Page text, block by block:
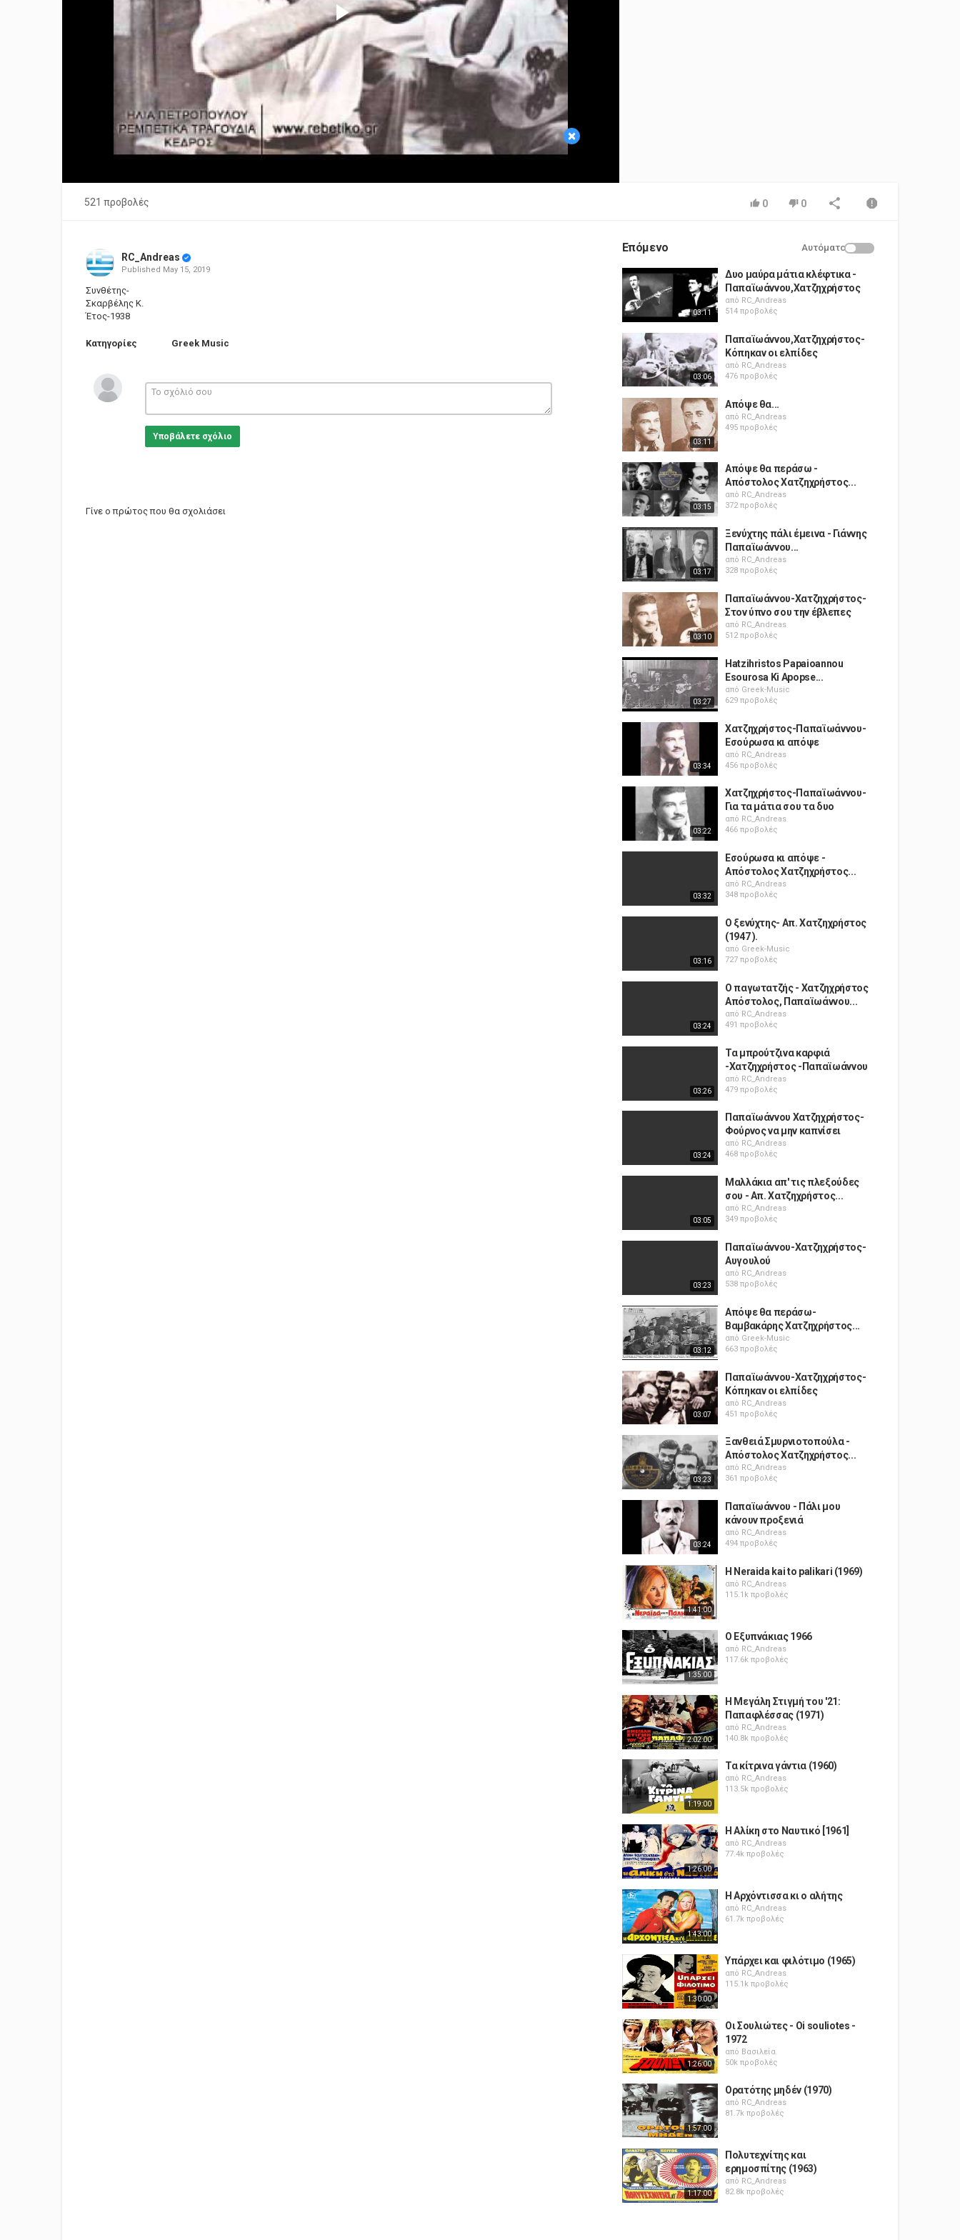
×
Play
Video
521 προβολές 0 0
RC_Andreas
Published May 15, 2019
Συνθέτης-
Σκαρβέλης Κ.
Έτος-1938
Κατηγορίες Greek Music
Υποβάλετε σχόλιο
Γίνε ο πρώτος που θα σχολιάσει
Επόμενο Αυτόματο
03:11
Δυο μαύρα μάτια κλέφτικα -
Παπαϊωάννου,Χατζηχρήστος
από RC_Andreas
514 προβολές
03:06
Παπαϊωάννου,Χατζηχρήστος-
Κόπηκαν οι ελπίδες
από RC_Andreas
476 προβολές
03:11
Απόψε θα...
από RC_Andreas
495 προβολές
03:15
Απόψε θα περάσω -
Απόστολος Χατζηχρήστος...
από RC_Andreas
372 προβολές
03:17
Ξενύχτης πάλι έμεινα - Γιάννης
Παπαϊωάννου...
από RC_Andreas
328 προβολές
03:10
Παπαϊωάννου-Χατζηχρήστος-
Στον ύπνο σου την έβλεπες
από RC_Andreas
512 προβολές
03:27
Hatzihristos Papaioannou
Esourosa Ki Apopse...
από Greek-Music
629 προβολές
03:34
Χατζηχρήστος-Παπαϊωάννου-
Εσούρωσα κι απόψε
από RC_Andreas
456 προβολές
03:22
Χατζηχρήστος-Παπαϊωάννου-
Για τα μάτια σου τα δυο
από RC_Andreas
466 προβολές
03:32
Εσούρωσα κι απόψε -
Απόστολος Χατζηχρήστος...
από RC_Andreas
348 προβολές
03:16
Ο ξενύχτης- Απ. Χατζηχρήστος
(1947 ).
από Greek-Music
727 προβολές
03:24
Ο παγωτατζής - Χατζηχρήστος
Απόστολος, Παπαϊωάννου...
από RC_Andreas
491 προβολές
03:26
Τα μπρούτζινα καρφιά
-Χατζηχρήστος -Παπαϊωάννου
από RC_Andreas
479 προβολές
03:24
Παπαϊωάννου Χατζηχρήστος-
Φούρνος να μην καπνίσει
από RC_Andreas
468 προβολές
03:05
Μαλλάκια απ' τις πλεξούδες
σου - Απ. Χατζηχρήστος...
από RC_Andreas
349 προβολές
03:23
Παπαϊωάννου-Χατζηχρήστος-
Αυγουλού
από RC_Andreas
538 προβολές
03:12
Απόψε θα περάσω-
Βαμβακάρης Χατζηχρήστος...
από Greek-Music
663 προβολές
03:07
Παπαϊωάννου-Χατζηχρήστος-
Κόπηκαν οι ελπίδες
από RC_Andreas
451 προβολές
03:23
Ξανθειά Σμυρνιοτοπούλα -
Απόστολος Χατζηχρήστος...
από RC_Andreas
361 προβολές
03:24
Παπαϊωάννου - Πάλι μου
κάνουν προξενιά
από RC_Andreas
494 προβολές
1:41:00
H Neraida kai to palikari (1969)
από RC_Andreas
115.1k προβολές
1:35:00
Ο Εξυπνάκιας 1966
από RC_Andreas
117.6k προβολές
2:02:00
Η Μεγάλη Στιγμή του '21:
Παπαφλέσσας (1971)
από RC_Andreas
140.8k προβολές
1:19:00
Τα κίτρινα γάντια (1960)
από RC_Andreas
113.5k προβολές
1:26:00
Η Αλίκη στο Ναυτικό [1961]
από RC_Andreas
77.4k προβολές
1:43:00
Η Αρχόντισσα κι ο αλήτης
από RC_Andreas
61.7k προβολές
1:30:00
Υπάρχει και φιλότιμο (1965)
από RC_Andreas
115.1k προβολές
1:26:00
Οι Σουλιώτες - Oi souliotes -
1972
από Βασιλεία
50k προβολές
1:57:00
Ορατότης μηδέν (1970)
από RC_Andreas
81.7k προβολές
1:17:00
Πολυτεχνίτης και
ερημοσπίτης (1963)
από RC_Andreas
82.8k προβολές